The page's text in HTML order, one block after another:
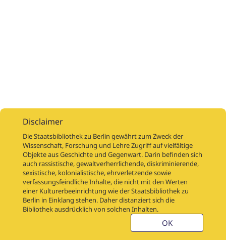
DigitalisierungsaufträgeÜberDigitalisierungsprojekteLinks
DigiworkflowWeitere digitalisierte Bestände
Kontakt
Nutzungsbedingungen
Startseite der SBB
Stabikat
Weitere Kataloge der SBB
Disclaimer
Die Staatsbibliothek zu Berlin gewährt zum Zweck der
Wissenschaft, Forschung und Lehre Zugriff auf vielfältige
Objekte aus Geschichte und Gegenwart. Darin befinden sich
auch rassistische, gewaltverherrlichende, diskriminierende,
sexistische, kolonialistische, ehrverletzende sowie
verfassungsfeindliche Inhalte, die nicht mit den Werten
einer Kulturerbeeinrichtung wie der Staatsbibliothek zu
Berlin in Einklang stehen. Daher distanziert sich die
Bibliothek ausdrücklich von solchen Inhalten.
OK